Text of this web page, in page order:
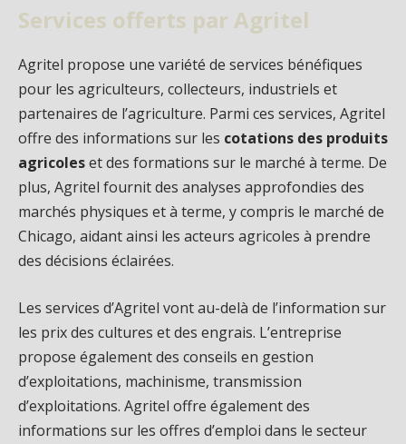
Services offerts par Agritel
Agritel propose une variété de services bénéfiques
pour les agriculteurs, collecteurs, industriels et
partenaires de l’agriculture. Parmi ces services, Agritel
offre des informations sur les cotations des produits
agricoleset des formations sur le marché à terme. De
plus, Agritel fournit des analyses approfondies des
marchés physiques et à terme, y compris le marché de
Chicago, aidant ainsi les acteurs agricoles à prendre
des décisions éclairées.
Les services d’Agritel vont au-delà de l’information sur
les prix des cultures et des engrais. L’entreprise
propose également des conseils en gestion
d’exploitations, machinisme, transmission
d’exploitations. Agritel offre également des
informations sur les offres d’emploi dans le secteur